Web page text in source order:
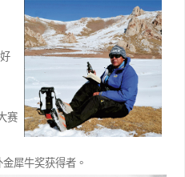
赛
犀牛奖获得者。